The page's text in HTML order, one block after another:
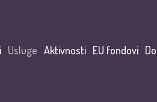
Usluge Aktivnosti EU fondovi